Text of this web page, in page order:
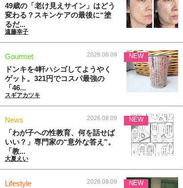
49歳の「老け見えサイン」はどう
変わる？スキンケアの最後に“塗
るだ...
遠藤幸子
Gourmet 2026.08.09
ドンキを4軒ハシゴしてようやく
ゲット。321円でコスパ最強の
「46...
スギアカツキ
NEW
News 2026.08.09
「わが子への性教育、何を話せば
いい？」専門家の“意外な答え”。
「教...
大夏えい
NEW
Lifestyle 2026.08.09 NEW